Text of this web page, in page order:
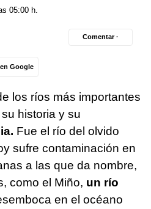
05:00 h.
Google
Comentar ·
los ríos más importantes
historia y su
Fue el río del olvido
sufre contaminación en
a las que da nombre,
como el Miño, un río
en el océano